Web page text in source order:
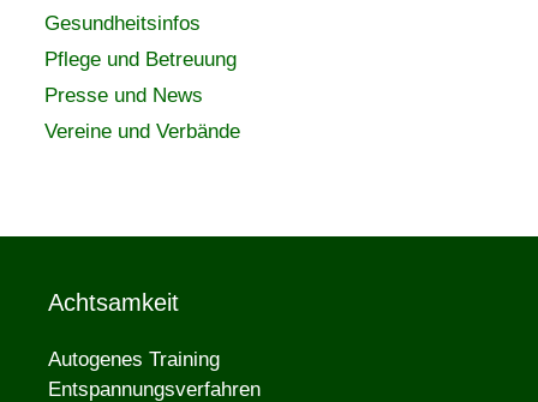
Gesundheitsinfos
Pflege und Betreuung
Presse und News
Vereine und Verbände
Achtsamkeit
Autogenes Training
Entspannungsverfahren